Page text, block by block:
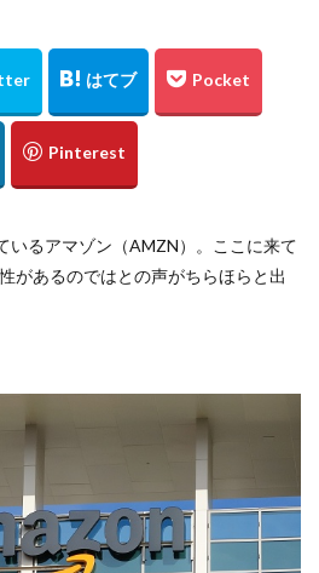
いるアマゾン（AMZN）。ここに来て
があるのではとの声がちらほらと出